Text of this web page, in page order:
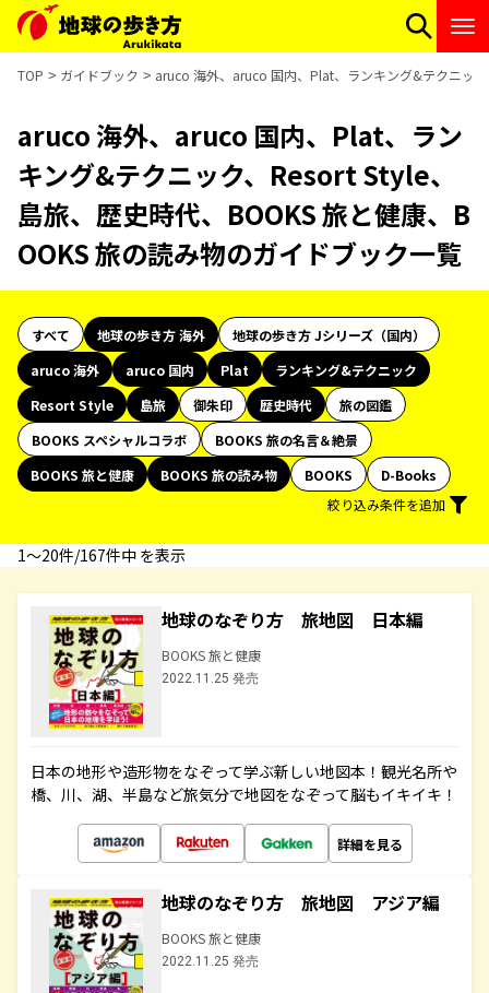
TOP ガイドブック aruco 海外、aruco 国内、Plat、ランキング&テクニッ
aruco 海外、aruco 国内、Plat、ラン
キング&テクニック、Resort Style、
島旅、歴史時代、BOOKS 旅と健康、B
OOKS 旅の読み物のガイドブック一覧
すべて 地球の歩き方 海外
地球の歩き方 Jシリーズ（国内）
aruco 海外
aruco 国内 Plat
ランキング&テクニック
Resort Style
島旅 御朱印 歴史時代
旅の図鑑
BOOKS スペシャルコラボ
BOOKS 旅の名言＆絶景
BOOKS 旅と健康
BOOKS 旅の読み物 BOOKS
D-Books
絞り込み条件を追加
1〜20件/167件中 を表示
地球のなぞり方 旅地図 日本編
BOOKS 旅と健康
2022.11.25 発売
日本の地形や造形物をなぞって学ぶ新しい地図本！観光名所や
橋、川、湖、半島など旅気分で地図をなぞって脳もイキイキ！
詳細を見る
地球のなぞり方 旅地図 アジア編
BOOKS 旅と健康
2022.11.25 発売